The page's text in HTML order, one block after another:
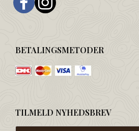
BETALINGSMETODER
TILMELD NYHEDSBREV